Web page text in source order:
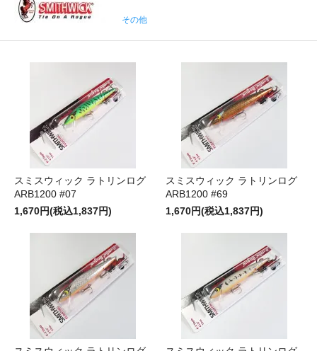
その他
スミスウィック ラトリンログ
ARB1200 #07
1,670円(税込1,837円)
スミスウィック ラトリンログ
ARB1200 #69
1,670円(税込1,837円)